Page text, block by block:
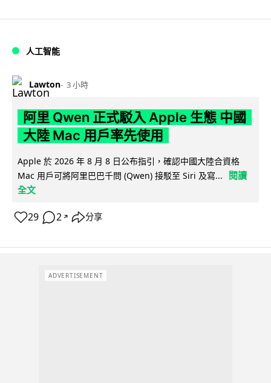
人工智能
Lawton 3 小時
阿里 Qwen 正式駁入 Apple 生態 中國
大陸 Mac 用戶率先使用
Apple 於 2026 年 8 月 8 日公布指引，確認中國大陸合資格
Mac 用戶可將阿里巴巴千問 (Qwen) 接駁至 Siri 及寫...
閱讀
全文
29 2 ↗ 分享
ADVERTISEMENT